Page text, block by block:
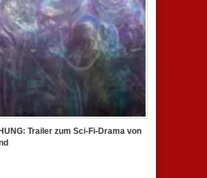
Trailer zum Sci-Fi-Drama von